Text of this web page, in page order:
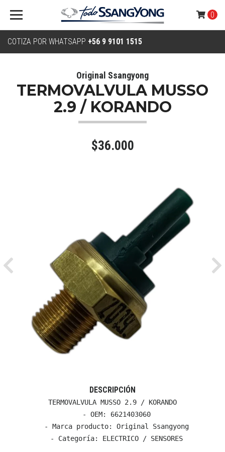
COTIZA POR WHATSAPP +56 9 9101 1515
0
Original Ssangyong
TERMOVALVULA MUSSO
2.9 / KORANDO
$36.000
Previous
DESCRIPCIÓN
TERMOVALVULA MUSSO 2.9 / KORANDO
  - OEM: 6621403060
  - Marca producto: Original Ssangyong
  - Categoría: ELECTRICO / SENSORES